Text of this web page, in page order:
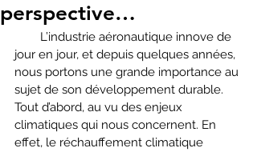
perspective…
jour en jour, et depuis quelques années,
nous portons une grande importance au
sujet de son développement durable.
Tout d’abord, au vu des enjeux
climatiques qui nous concernent. En
effet, le réchauffement climatique